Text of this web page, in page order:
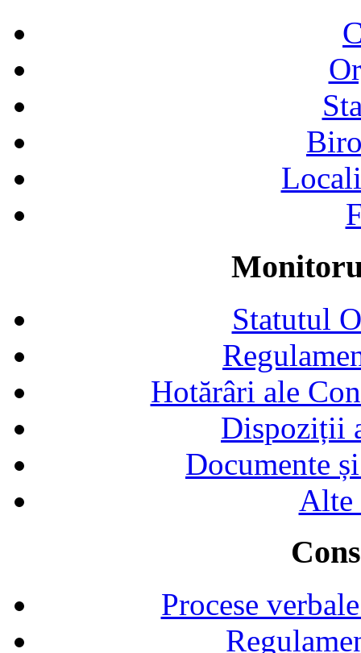
Statutul
Hotărâri ale
Dispoziții
Documente
Alte
Procese